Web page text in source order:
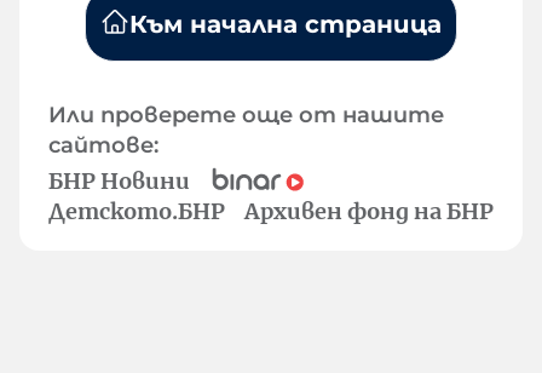
Към начална страница
Или проверете още от нашите
сайтове:
БНР Новини
Детското.БНР
Архивен фонд на БНР